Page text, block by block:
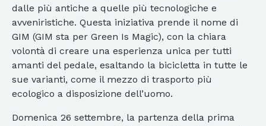
dalle più antiche a quelle più tecnologiche e
avveniristiche. Questa iniziativa prende il nome di
GIM (GIM sta per Green Is Magic), con la chiara
volontà di creare una esperienza unica per tutti
amanti del pedale, esaltando la bicicletta in tutte le
sue varianti, come il mezzo di trasporto più
ecologico a disposizione dell’uomo.
Domenica 26 settembre, la partenza della prima